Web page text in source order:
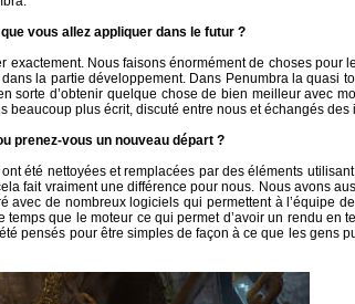
vous allez appliquer dans le futur ?
exactement. Nous faisons énormément de choses pour
la partie développement. Dans Penumbra la quasi
d’obtenir quelque chose de bien meilleur avec
plus écrit, discuté entre nous et échangés des
prenez-vous un nouveau départ ?
été nettoyées et remplacées par des éléments
fait vraiment une différence pour nous. Nous avons
de nombreux logiciels qui permettent à l’équipe
que le moteur ce qui permet d’avoir un rendu en
pensés pour être simples de façon à ce que les gens